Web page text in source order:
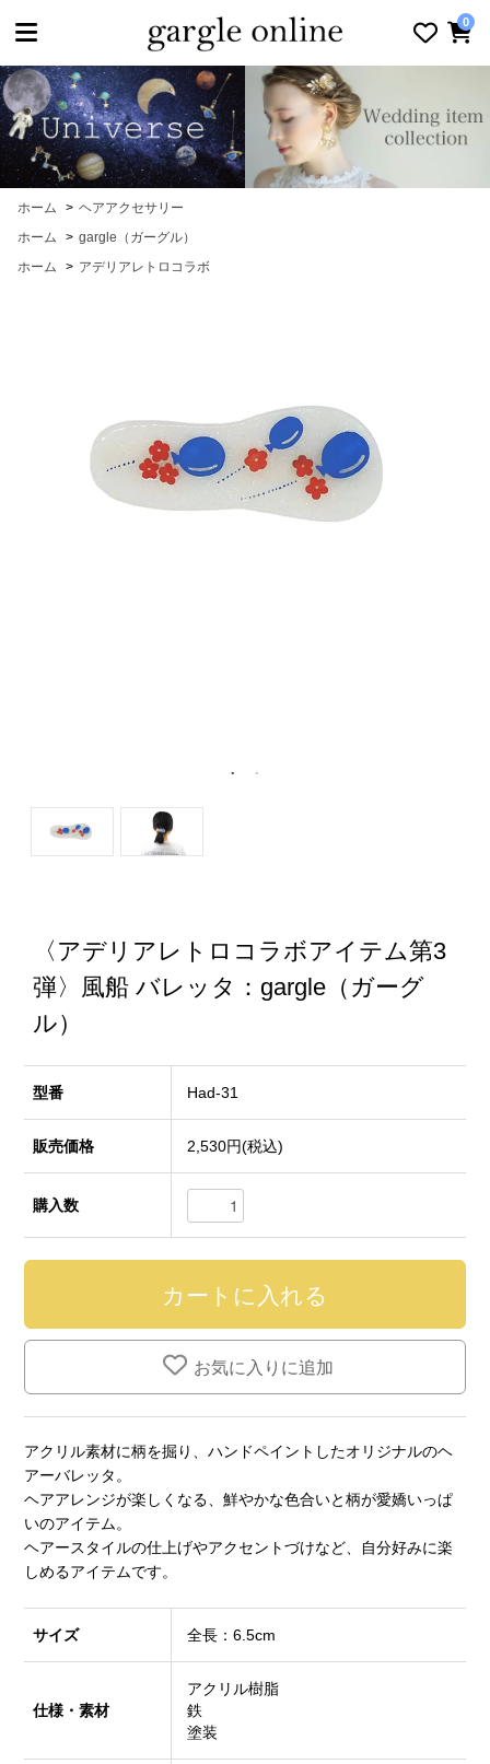
0
ホーム > ヘアアクセサリー
ホーム
> gargle（ガーグル）
ホーム
> アデリアレトロコラボ
〈アデリアレトロコラボアイテム第3
弾〉風船 バレッタ：gargle（ガーグ
ル）
型番 Had-31
販売価格 2,530円(税込)
購入数
お気に入りに追加
アクリル素材に柄を掘り、ハンドペイントしたオリジナルのヘ
アーバレッタ。
ヘアアレンジが楽しくなる、鮮やかな色合いと柄が愛嬌いっぱ
いのアイテム。
ヘアースタイルの仕上げやアクセントづけなど、自分好みに楽
しめるアイテムです。
サイズ 全長：6.5cm
仕様・素材
アクリル樹脂
鉄
塗装